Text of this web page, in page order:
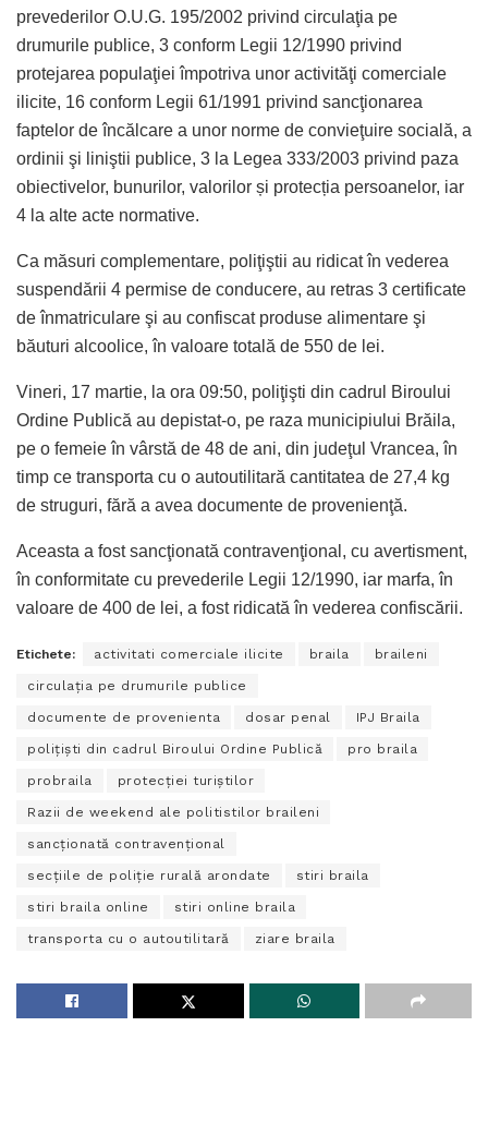
prevederilor O.U.G. 195/2002 privind circulaţia pe
drumurile publice, 3 conform Legii 12/1990 privind
protejarea populaţiei împotriva unor activităţi comerciale
ilicite, 16 conform Legii 61/1991 privind sancţionarea
faptelor de încălcare a unor norme de convieţuire socială, a
ordinii şi liniştii publice, 3 la Legea 333/2003 privind paza
obiectivelor, bunurilor, valorilor și protecția persoanelor, iar
4 la alte acte normative.
Ca măsuri complementare, poliţiştii au ridicat în vederea
suspendării 4 permise de conducere, au retras 3 certificate
de înmatriculare şi au confiscat produse alimentare şi
băuturi alcoolice, în valoare totală de 550 de lei.
Vineri, 17 martie, la ora 09:50, poliţişti din cadrul Biroului
Ordine Publică au depistat-o, pe raza municipiului Brăila,
pe o femeie în vârstă de 48 de ani, din judeţul Vrancea, în
timp ce transporta cu o autoutilitară cantitatea de 27,4 kg
de struguri, fără a avea documente de provenienţă.
Aceasta a fost sancţionată contravenţional, cu avertisment,
în conformitate cu prevederile Legii 12/1990, iar marfa, în
valoare de 400 de lei, a fost ridicată în vederea confiscării.
Etichete: activitati comerciale ilicite braila braileni
circulaţia pe drumurile publice
documente de provenienta dosar penal IPJ Braila
poliţişti din cadrul Biroului Ordine Publică pro braila
probraila protecţiei turiştilor
Razii de weekend ale politistilor braileni
sancţionată contravenţional
secţiile de poliţie rurală arondate stiri braila
stiri braila online stiri online braila
transporta cu o autoutilitară ziare braila